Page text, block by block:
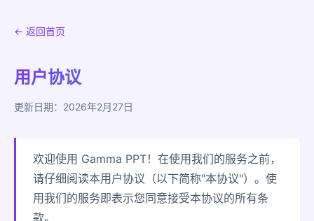
← 返回首页
用户协议
更新日期：2026年2月27日
欢迎使用 Gamma PPT！在使用我们的服务之前，
请仔细阅读本用户协议（以下简称"本协议"）。使
用我们的服务即表示您同意接受本协议的所有条
款。